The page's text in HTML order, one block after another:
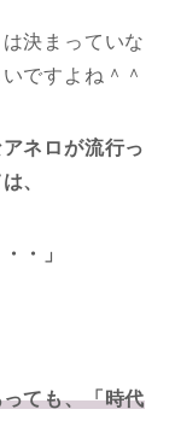
決まっていな
ですよね＾＾
ネロが流行っ
、
・」
ても、「時代